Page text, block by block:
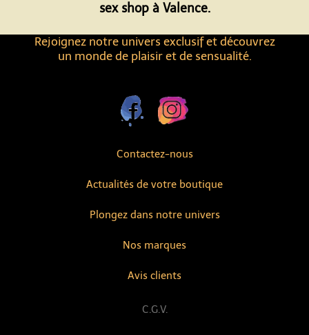
Contactez-nous
Actualités de votre boutique
Avis clients
Nos marques
Rejoignez notre univers exclusif et découvrez
un monde de plaisir et de sensualité.
Plongez dans notre univers
C.G.V.
sex shop à Valence.